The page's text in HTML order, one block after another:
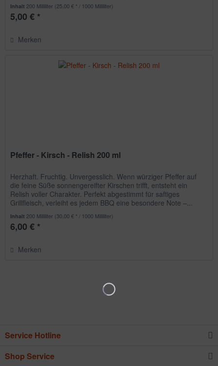
Inhalt200 Milliliter (25,00 € * / 1000 Milliliter)
5,00 € *
Merken
Pfeffer - Kirsch - Relish 200 ml
Herzhaft. Fruchtig. Unvergesslich. Wenn würziger Pfeffer auf
die feine Süße sonnengereifter Kirschen trifft, entsteht ein
Relish voller Charakter. Perfekt abgestimmt für saftiges
Grillfleisch, verleiht es jedem BBQ eine besondere Note –...
Inhalt200 Milliliter (30,00 € * / 1000 Milliliter)
6,00 € *
Merken
Service Hotline
Shop Service